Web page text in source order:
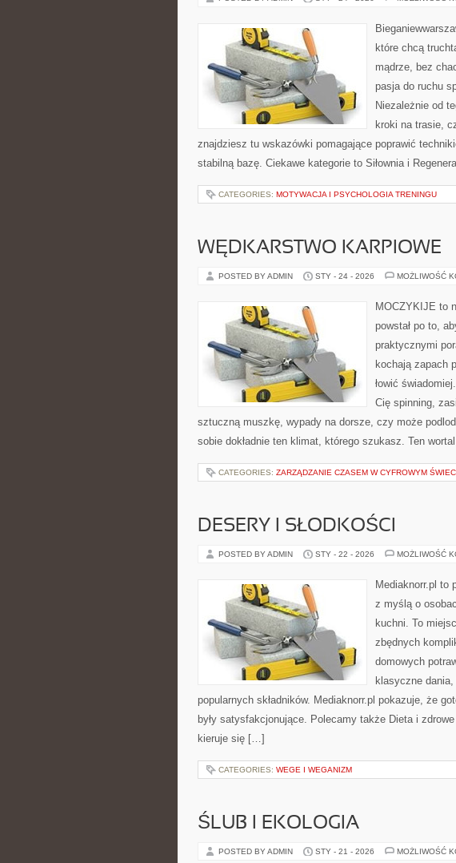
które chcą
mądrze, bez
pasja do ruchu
Niezależnie od
kroki na trasie,
znajdziesz tu wskazówki pomagające poprawić
stabilną bazę. Ciekawe kategorie to Siłownia i
CATEGORIES: MOTYWACJA I PSYCHOLOGIA TRENINGU
WĘDKARSTWO KARPIOWE
POSTED BY ADMIN STY - 24 - 2026 MOŻLIWOŚĆ
MOCZYKIJE to
powstał po to,
praktycznymi
kochają zapach
łowić
Cię spinning,
sztuczną muszkę, wypady na dorsze, czy może
sobie dokładnie ten klimat, którego szukasz. Ten
CATEGORIES: ZARZĄDZANIE CZASEM W CYFROWYM
DESERY I SŁODKOŚCI
POSTED BY ADMIN STY - 22 - 2026 MOŻLIWOŚĆ
Mediaknorr.pl to
z myślą o
kuchni. To
zbędnych
domowych
klasyczne
popularnych składników. Mediaknorr.pl pokazuje, że
były satysfakcjonujące. Polecamy także Dieta i
kieruje się […]
CATEGORIES: WEGE I WEGANIZM
ŚLUB I EKOLOGIA
POSTED BY ADMIN STY - 21 - 2026 MOŻLIWOŚĆ